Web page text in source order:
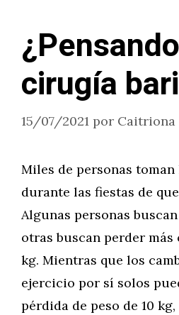
cirugía
15/07/2021 por Caitriona
Miles de personas
durante las fiestas de
Algunas personas
otras buscan perder más
kg. Mientras que los
ejercicio por sí solos
pérdida de peso de 10